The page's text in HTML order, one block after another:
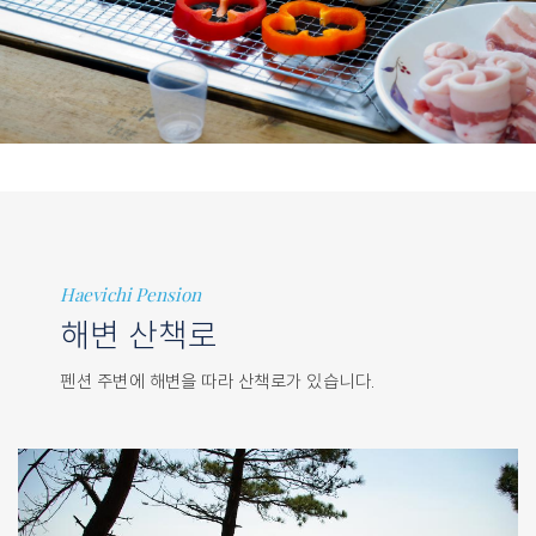
Haevichi Pension
해변 산책로
펜션 주변에 해변을 따라 산책로가 있습니다.